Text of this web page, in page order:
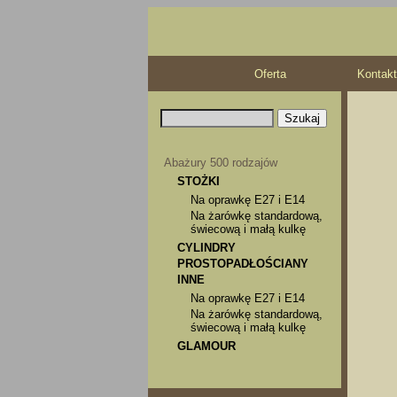
Oferta Kontakt
Abażury 500 rodzajów
STOŻKI
Na oprawkę E27 i E14
Na żarówkę standardową,
świecową i małą kulkę
CYLINDRY
PROSTOPADŁOŚCIANY
INNE
Na oprawkę E27 i E14
Na żarówkę standardową,
świecową i małą kulkę
GLAMOUR